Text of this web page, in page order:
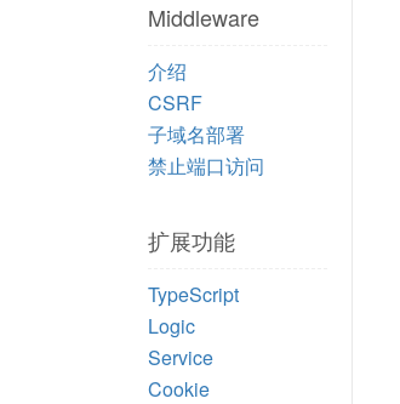
Middleware
介绍
CSRF
子域名部署
禁止端口访问
扩展功能
TypeScript
Logic
Service
Cookie